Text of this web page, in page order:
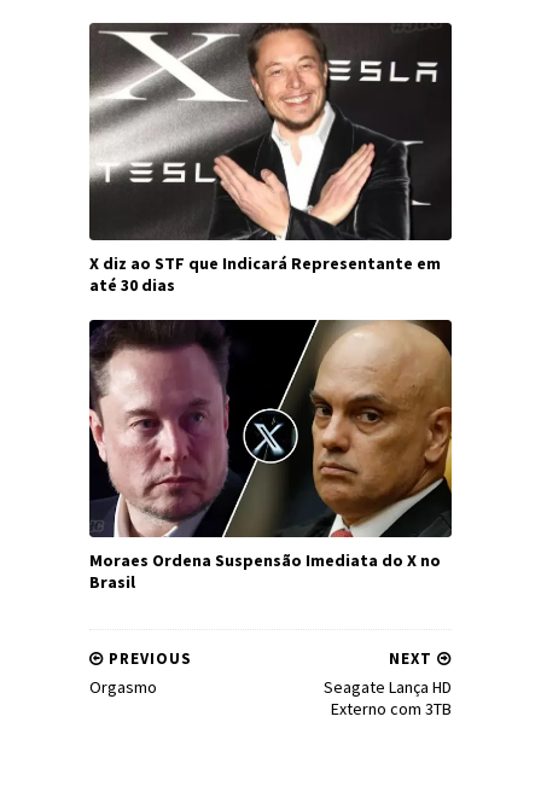
X diz ao STF que Indicará Representante em
até 30 dias
Moraes Ordena Suspensão Imediata do X no
Brasil
NEXT
Seagate Lança HD
Externo com 3TB
PREVIOUS
Orgasmo